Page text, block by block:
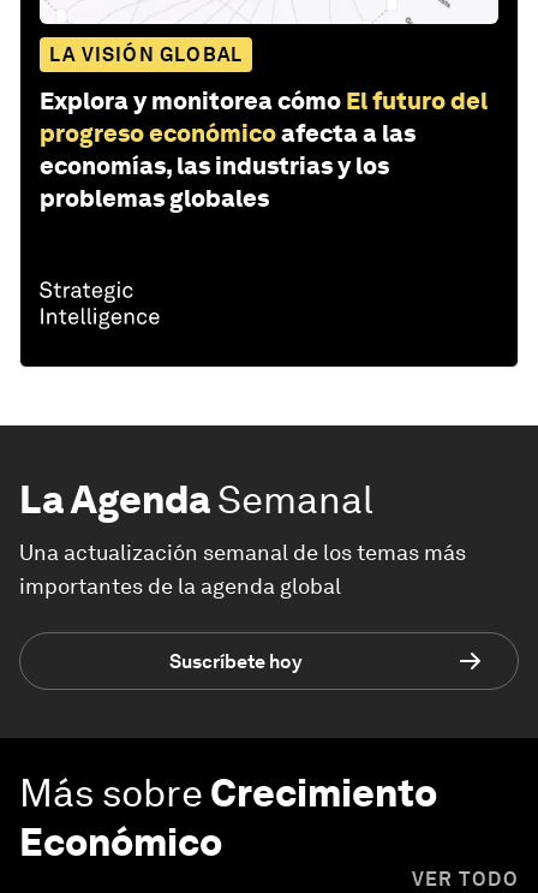
LA VISIÓN GLOBAL
Explora y monitorea cómo El futuro del
progreso económicoafecta a las
economías, las industrias y los
problemas globales
La AgendaSemanal
Una actualización semanal de los temas más
importantes de la agenda global
Suscríbete hoy
Más sobre Crecimiento
Económico
VER TODO